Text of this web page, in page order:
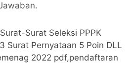
Surat Seleksi PPPK
Surat Pernyataan 5 Poin DLL
2022 pdf,pendaftaran